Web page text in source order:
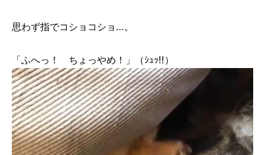
思わず指でコショコショ…。
「ふへっ！ ちょっやめ！」（ｼｭｯ!!）